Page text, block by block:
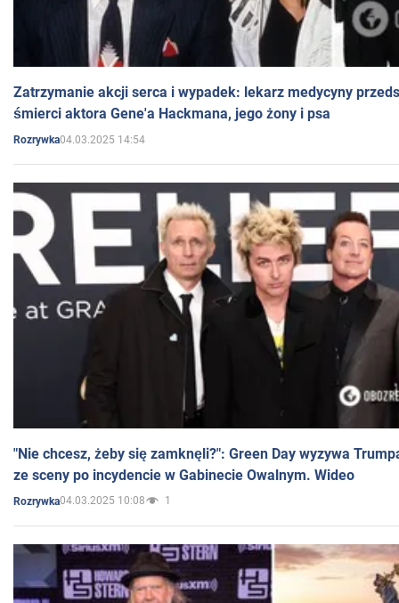
Zatrzymanie akcji serca i wypadek: lekarz medycyny
śmierci aktora Gene'a Hackmana, jego żony i psa
Rozrywka04.03.2025 14:54
"Nie chcesz, żeby się zamknęli?": Green Day wyzywa
ze sceny po incydencie w Gabinecie Owalnym. Wideo
Rozrywka04.03.2025 10:08 1